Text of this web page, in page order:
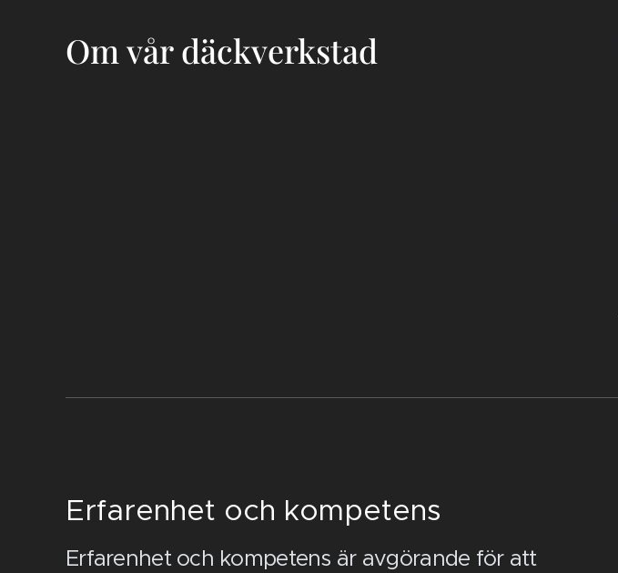
Om vår däckverkstad
Erfarenhet och kompetens
Erfarenhet och kompetens är avgörande för att